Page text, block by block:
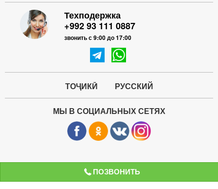
ПОЗВОНИТЬ
Техподержка
+992 93 111 0887
звонить с 9:00 до 17:00
ТОҶИКӢ РУССКИЙ
МЫ В СОЦИАЛЬНЫХ СЕТЯХ